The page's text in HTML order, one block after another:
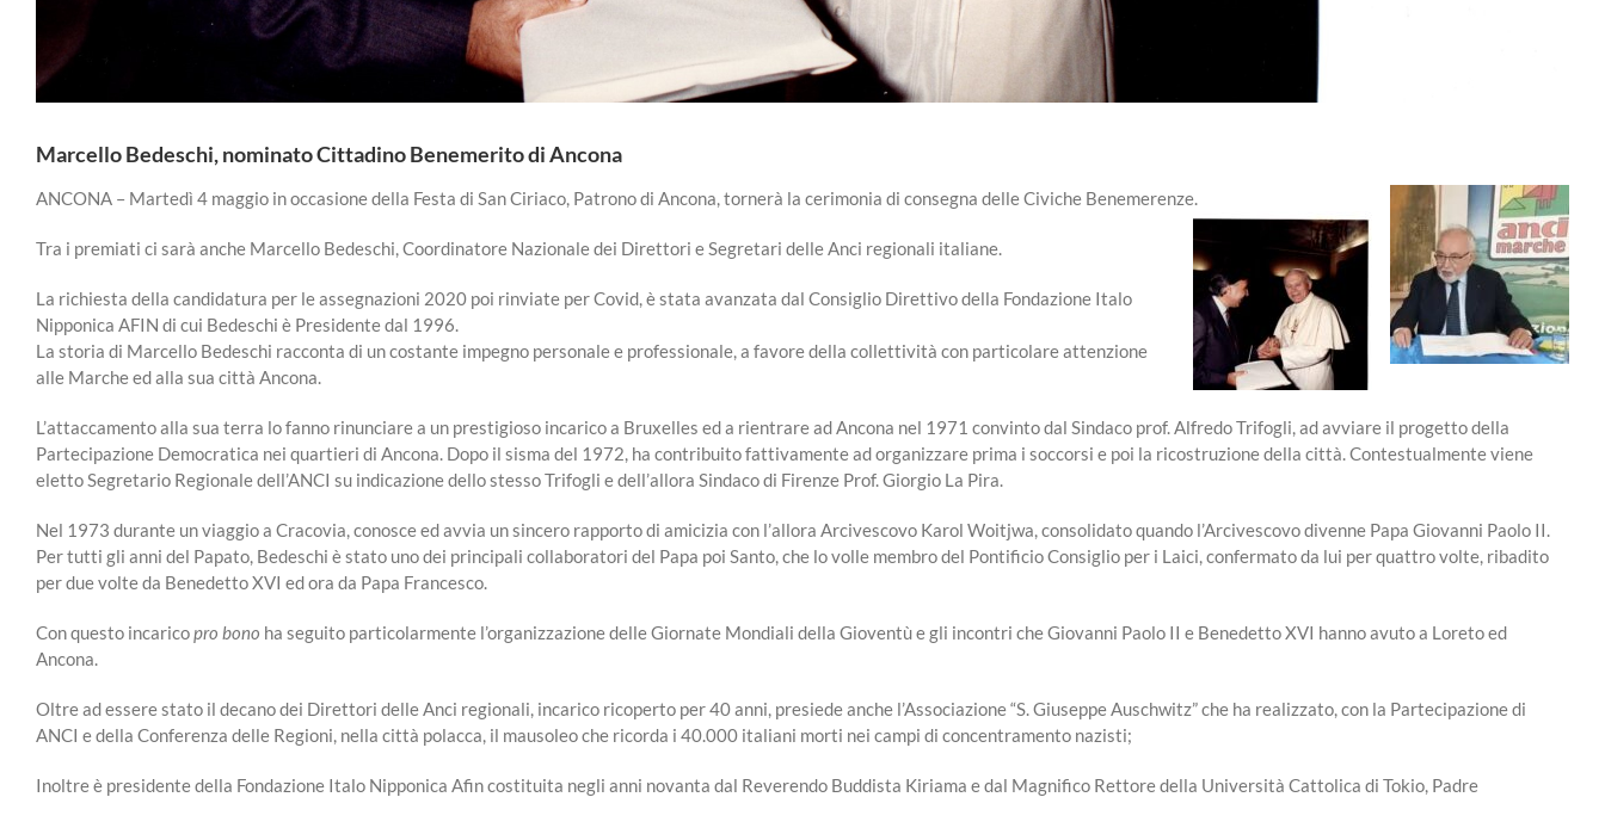
Marcello Bedeschi, nominato Cittadino Benemerito di Ancona
ANCONA – Martedì 4 maggio in occasione della Festa di San Ciriaco, Patrono di Ancona, tornerà la cerimonia di consegna delle Civiche Benemerenze.
Tra i premiati ci sarà anche Marcello Bedeschi, Coordinatore Nazionale dei Direttori e Segretari delle Anci regionali italiane.
La richiesta della candidatura per le assegnazioni 2020 poi rinviate per Covid, è stata avanzata dal Consiglio Direttivo della Fondazione Italo
Nipponica AFIN di cui Bedeschi è Presidente dal 1996.
La storia di Marcello Bedeschi racconta di un costante impegno personale e professionale, a favore della collettività con particolare attenzione
alle Marche ed alla sua città Ancona.
L’attaccamento alla sua terra lo fanno rinunciare a un prestigioso incarico a Bruxelles ed a rientrare ad Ancona nel 1971 convinto dal Sindaco prof. Alfredo Trifogli, ad avviare il progetto della
Partecipazione Democratica nei quartieri di Ancona. Dopo il sisma del 1972, ha contribuito fattivamente ad organizzare prima i soccorsi e poi la ricostruzione della città. Contestualmente viene
eletto Segretario Regionale dell’ANCI su indicazione dello stesso Trifogli e dell’allora Sindaco di Firenze Prof. Giorgio La Pira.
Nel 1973 durante un viaggio a Cracovia, conosce ed avvia un sincero rapporto di amicizia con l’allora Arcivescovo Karol Woitjwa, consolidato quando l’Arcivescovo divenne Papa Giovanni Paolo II.
Per tutti gli anni del Papato, Bedeschi è stato uno dei principali collaboratori del Papa poi Santo, che lo volle membro del Pontificio Consiglio per i Laici, confermato da lui per quattro volte, ribadito
per due volte da Benedetto XVI ed ora da Papa Francesco.
Con questo incaricopro bono ha seguito particolarmente l’organizzazione delle Giornate Mondiali della Gioventù e gli incontri che Giovanni Paolo II e Benedetto XVI hanno avuto a Loreto ed
Ancona.
Oltre ad essere stato il decano dei Direttori delle Anci regionali, incarico ricoperto per 40 anni, presiede anche l’Associazione “S. Giuseppe Auschwitz” che ha realizzato, con la Partecipazione di
ANCI e della Conferenza delle Regioni, nella città polacca, il mausoleo che ricorda i 40.000 italiani morti nei campi di concentramento nazisti;
Inoltre è presidente della Fondazione Italo Nipponica Afin costituita negli anni novanta dal Reverendo Buddista Kiriama e dal Magnifico Rettore della Università Cattolica di Tokio, Padre